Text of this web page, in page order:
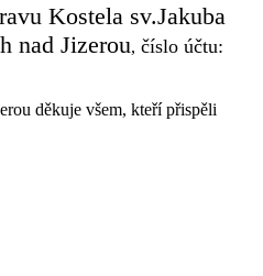
Kostela sv.Jakuba
nad Jizerou, číslo účtu:
děkuje všem, kteří přispěli